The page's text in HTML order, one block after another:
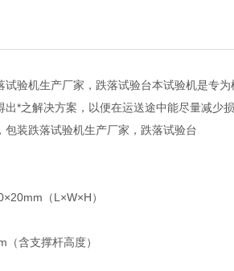
验机生产厂家，跌落试验台本试验机是专
*之解决方案，以便在运送途中能尽量减少
装跌落试验机生产厂家，跌落试验台
（L×W×H）
含支撑杆高度）